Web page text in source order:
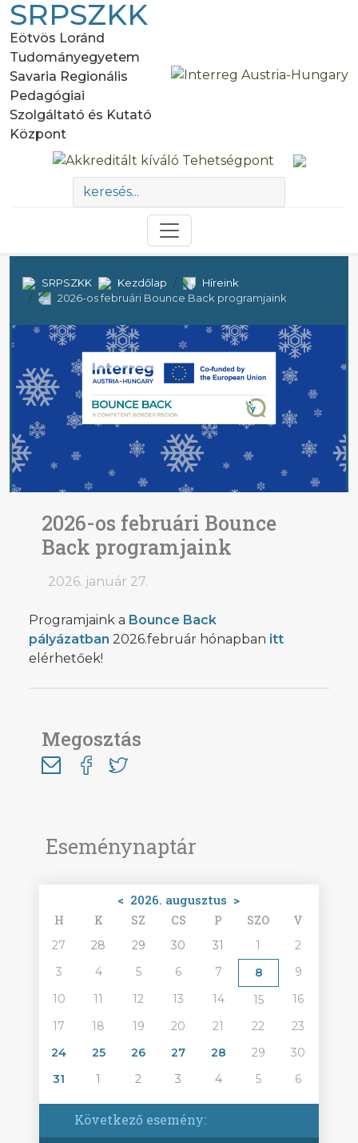
SRPSZKK
Eötvös Loránd
Tudományegyetem
Savaria Regionális
Pedagógiai
Szolgáltató és Kutató
Központ
SRPSZKK Kezdőlap
Híreink
2026-os februári Bounce Back programjaink
Eseménynaptár
< 2026. augusztus >
H K SZ CS P SZO V
27 28 29 30 31 1
2
3
4 5 6 7 8
9
10
11 12 13 14 15
16
17
18 19 20 21 22
23
24
25 26 27 28 29
30
31
1 2 3 4 5 6
Következő esemény:
2026-os februári Bounce
Back programjaink
2026. január 27.
Programjaink a Bounce Back
pályázatban 2026.február hónapban itt
elérhetőek!
Megosztás